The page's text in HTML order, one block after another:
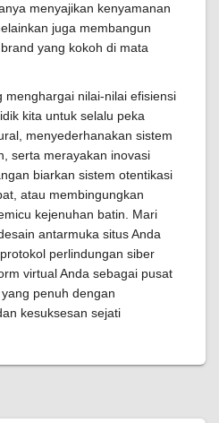
menyajikan kenyamanan
juga membangun
yang kokoh di mata
menghargai nilai-nilai efisiensi
kita untuk selalu peka
menyederhanakan sistem
serta merayakan inovasi
biarkan sistem otentikasi
atau membingungkan
kejenuhan batin. Mari
antarmuka situs Anda
perlindungan siber
virtual Anda sebagai pusat
penuh dengan
kesuksesan sejati